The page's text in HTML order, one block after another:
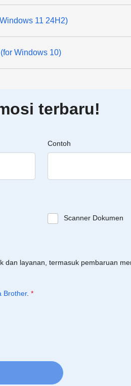
11 24H2)
Windows 10)
terbaru!
Contoh
Scanner Dokumen
layanan, termasuk pembaruan
Brother. *